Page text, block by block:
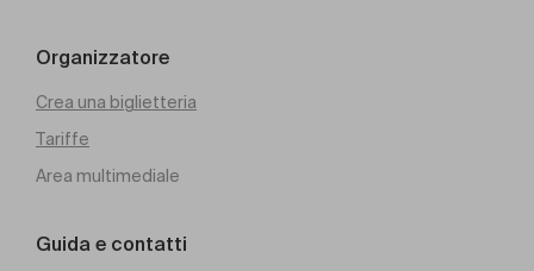
Organizzatore
Crea una biglietteria
Tariffe
Area multimediale
Guida e contatti